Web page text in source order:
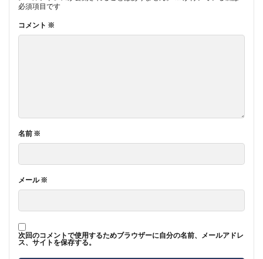
必須項目です
コメント ※
名前 ※
メール※
次回のコメントで使用するためブラウザーに自分の名前、メールアドレ
ス、サイトを保存する。